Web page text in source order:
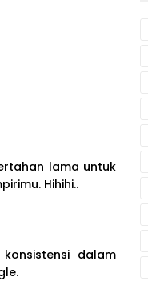
lama untuk
Hihihi..
dalam